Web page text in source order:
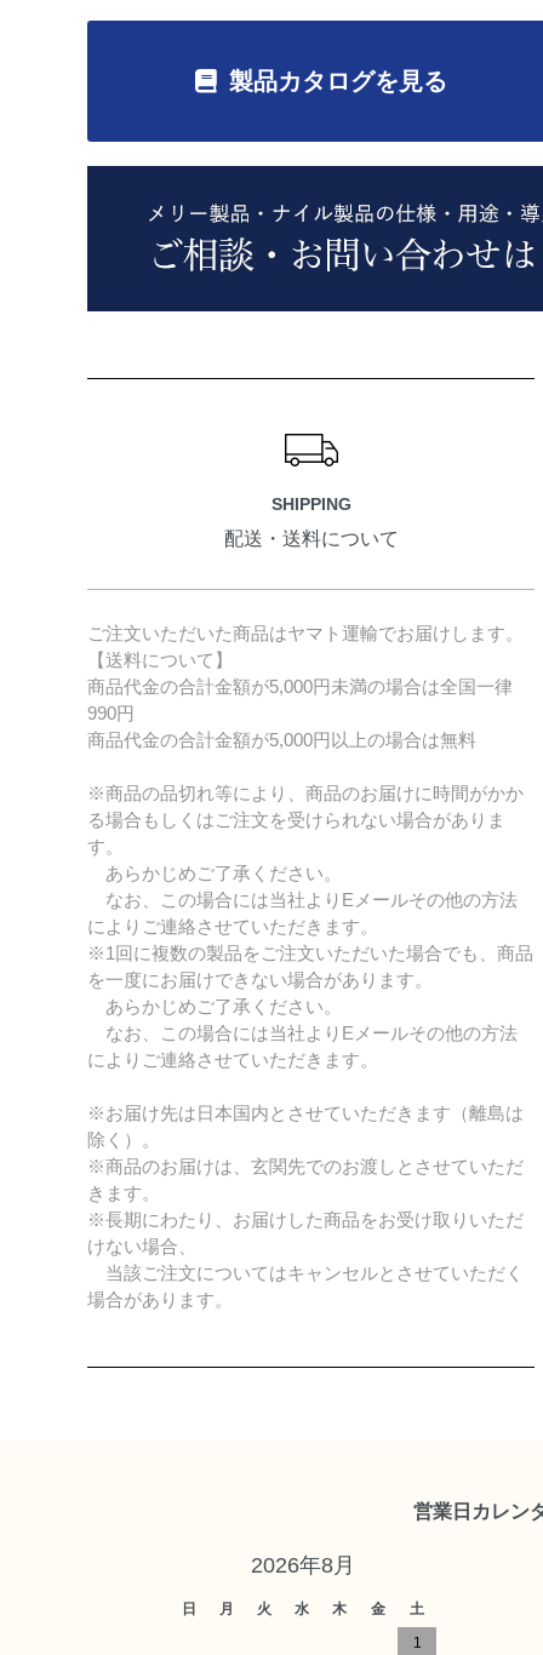
製品カタログを見る
SHIPPING
配送・送料について
ご注文いただいた商品はヤマト運輸でお届けします。
【送料について】
商品代金の合計金額が5,000円未満の場合は全国一律
990円
商品代金の合計金額が5,000円以上の場合は無料
※商品の品切れ等により、商品のお届けに時間がかか
る場合もしくはご注文を受けられない場合がありま
す。
あらかじめご了承ください。
なお、この場合には当社よりEメールその他の方法
によりご連絡させていただきます。
※1回に複数の製品をご注文いただいた場合でも、商品
を一度にお届けできない場合があります。
あらかじめご了承ください。
なお、この場合には当社よりEメールその他の方法
によりご連絡させていただきます。
※お届け先は日本国内とさせていただきます（離島は
除く）。
※商品のお届けは、玄関先でのお渡しとさせていただ
きます。
※長期にわたり、お届けした商品をお受け取りいただ
けない場合、
当該ご注文についてはキャンセルとさせていただく
場合があります。
営業日カレン
2026年8月
日 月 火 水 木 金
土
1